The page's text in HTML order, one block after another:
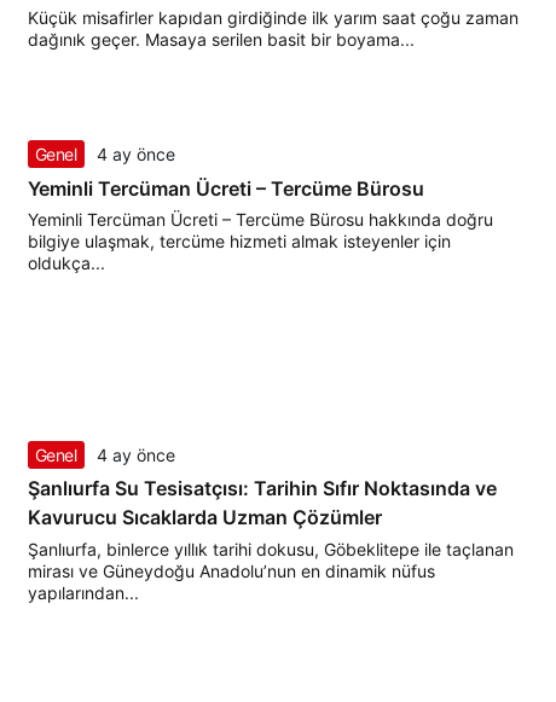
Küçük misafirler kapıdan girdiğinde ilk yarım saat çoğu zaman
dağınık geçer. Masaya serilen basit bir boyama...
Genel 4 ay önce
Yeminli Tercüman Ücreti – Tercüme Bürosu
Yeminli Tercüman Ücreti – Tercüme Bürosu hakkında doğru
bilgiye ulaşmak, tercüme hizmeti almak isteyenler için
oldukça...
Genel 4 ay önce
Şanlıurfa Su Tesisatçısı: Tarihin Sıfır Noktasında ve
Kavurucu Sıcaklarda Uzman Çözümler
Şanlıurfa, binlerce yıllık tarihi dokusu, Göbeklitepe ile taçlanan
mirası ve Güneydoğu Anadolu’nun en dinamik nüfus
yapılarından...